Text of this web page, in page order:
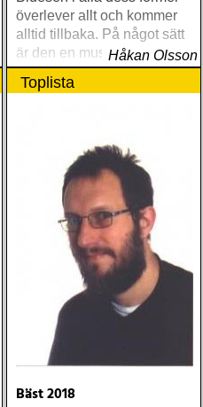
överlever allt och kommer
alltid tillbaka. På något sätt
är den en musikalisk
basvara som man alltid
återvänder till
Håkan Olsson
Toplista
Bäst 2018